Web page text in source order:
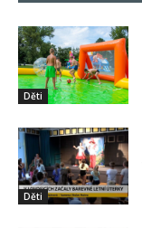
Děti
Děti